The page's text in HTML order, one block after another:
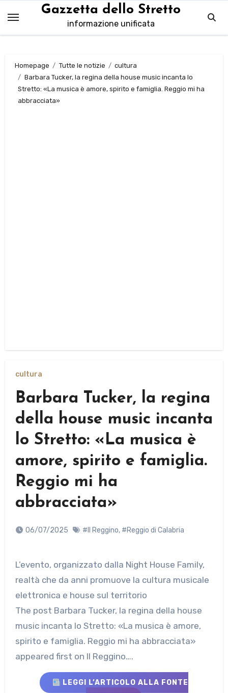
contenuto
Gazzetta dello Stretto
informazione unificata
Homepage Tutte le notizie
cultura
Barbara Tucker, la regina della house music incanta lo
Stretto: «La musica è amore, spirito e famiglia. Reggio mi ha
abbracciata»
cultura
Barbara Tucker, la regina
della house music incanta
lo Stretto: «La musica è
amore, spirito e famiglia.
Reggio mi ha
abbracciata»
06/07/2025 #Il Reggino, #Reggio di Calabria
L’evento, organizzato dalla Night House Family,
realtà che da anni promuove la cultura musicale
elettronica e house sul territorio
The post Barbara Tucker, la regina della house
music incanta lo Stretto: «La musica è amore,
spirito e famiglia. Reggio mi ha abbracciata»
appeared first on Il Reggino….
LEGGI L’ARTICOLO ALLA FONTE